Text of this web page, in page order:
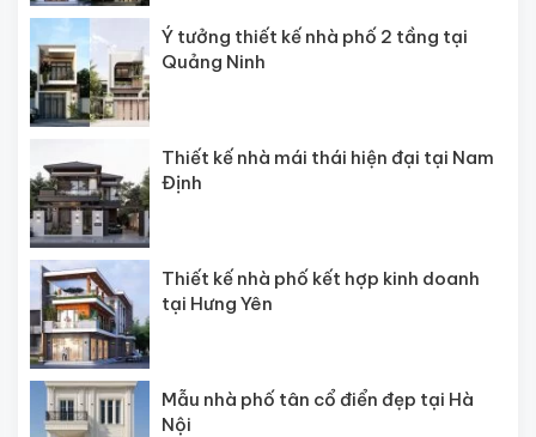
Ý tưởng thiết kế nhà phố 2 tầng tại
Quảng Ninh
Thiết kế nhà mái thái hiện đại tại Nam
Định
Thiết kế nhà phố kết hợp kinh doanh
tại Hưng Yên
Mẫu nhà phố tân cổ điển đẹp tại Hà
Nội